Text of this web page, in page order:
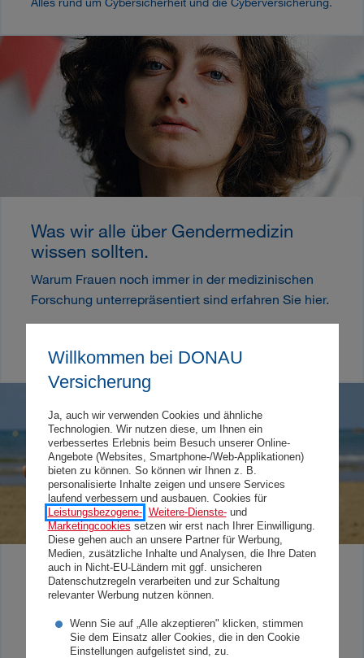
Willkommen bei DONAU
Versicherung
Ja, auch wir verwenden Cookies und ähnliche
Technologien. Wir nutzen diese, um Ihnen ein
verbessertes Erlebnis beim Besuch unserer Online-
Angebote (Websites, Smartphone-/Web-Applikationen)
bieten zu können. So können wir Ihnen z. B.
personalisierte Inhalte zeigen und unsere Services
laufend verbessern und ausbauen. Cookies für
Leistungsbezogene-, Weitere-Dienste-und
Marketingcookies setzen wir erst nach Ihrer Einwilligung.
Diese gehen auch an unsere Partner für Werbung,
Medien, zusätzliche Inhalte und Analysen, die Ihre Daten
auch in Nicht-EU-Ländern mit ggf. unsicheren
Datenschutzregeln verarbeiten und zur Schaltung
relevanter Werbung nutzen können.
Wenn Sie auf „Alle akzeptieren" klicken, stimmen
Sie dem Einsatz aller Cookies, die in den Cookie
Einstellungen aufgelistet sind, zu.
Was wir alle über Gendermedizin
wissen sollten.
Warum Frauen noch immer in der medizinischen
Forschung unterrepräsentiert sind erfahren Sie hier.
Was wir alle über Gendermedizin wissen sollten.
Ich will gesund durch den Sommer.
Die besten Hitze Tipps.
Mit diesen Tipps bewahren Sie in der heißen
Jahreszeit immer einen kühlen Kopf!